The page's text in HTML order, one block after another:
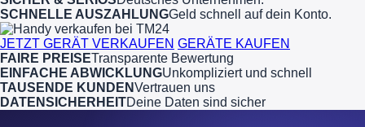
SCHNELLE AUSZAHLUNGGeld schnell auf dein Konto.
JETZT GERÄT VERKAUFEN GERÄTE KAUFEN
FAIRE PREISETransparente Bewertung
EINFACHE ABWICKLUNGUnkompliziert und schnell
TAUSENDE KUNDENVertrauen uns
DATENSICHERHEITDeine Daten sind sicher